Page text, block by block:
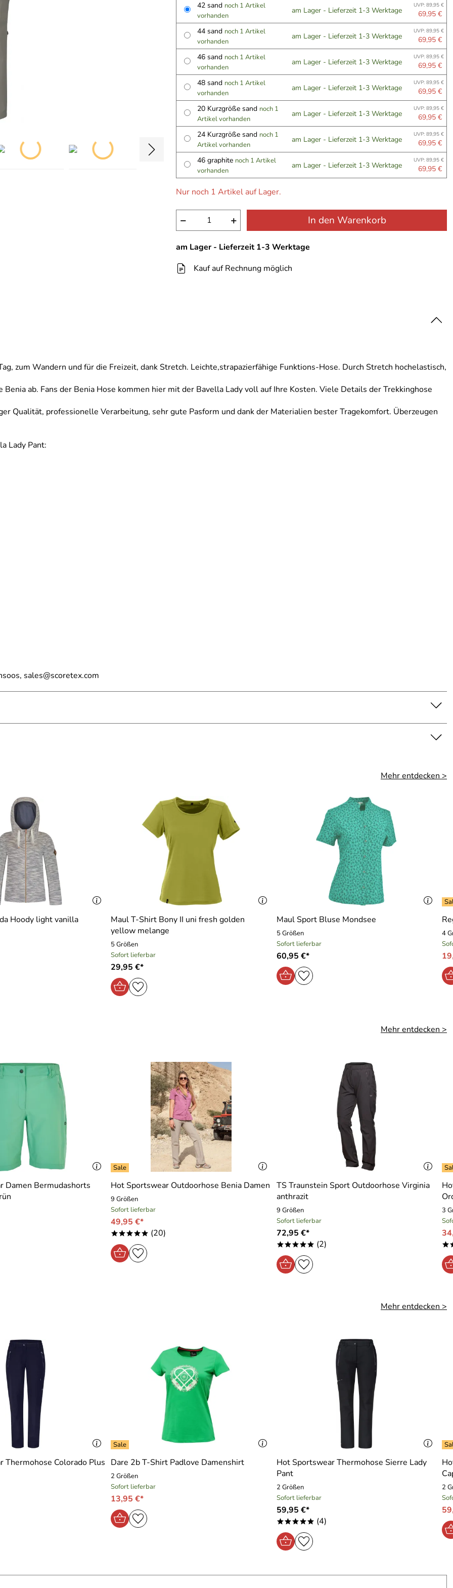
42 sand noch 1 Artikel
vorhanden
am Lager - Lieferzeit 1-3 Werktage UVP: 89,95 €
69,95 €
44 sand noch 1 Artikel
vorhanden
am Lager - Lieferzeit 1-3 Werktage UVP: 89,95 €
69,95 €
46 sand noch 1 Artikel
vorhanden
am Lager - Lieferzeit 1-3 Werktage UVP: 89,95 €
69,95 €
48 sand noch 1 Artikel
vorhanden
am Lager - Lieferzeit 1-3 Werktage UVP: 89,95 €
69,95 €
20 Kurzgröße sand noch 1
Artikel vorhanden
am Lager - Lieferzeit 1-3 Werktage UVP: 89,95 €
69,95 €
24 Kurzgröße sand noch 1
Artikel vorhanden
am Lager - Lieferzeit 1-3 Werktage UVP: 89,95 €
69,95 €
46 graphite noch 1 Artikel
vorhanden
am Lager - Lieferzeit 1-3 Werktage UVP: 89,95 €
69,95 €
Nur noch 1 Artikel auf Lager.
− + In den Warenkorb
am Lager - Lieferzeit 1-3 Werktage
Kauf auf Rechnung möglich
zum Wandern und für die Freizeit, dank Stretch. Leichte,strapazierfähige Funktions-Hose. Durch Stretch hochelastisch,
ab. Fans der Benia Hose kommen hier mit der Bavella Lady voll auf Ihre Kosten. Viele Details der Trekkinghose
Qualität, professionelle Verarbeitung, sehr gute Pasform und dank der Materialien bester Tragekomfort. Überzeugen
Lady Pant:
sales@scoretex.com
strapazierfähig
Lieferung war sehr schnell.
Mehr entdecken >
Hoody light vanilla
Maul T-Shirt Bony II uni fresh golden
yellow melange
5 Größen
Sofort lieferbar
29,95 €*
Maul Sport Bluse Mondsee
5 Größen
Sofort lieferbar
60,95 €*
4
Mehr entdecken >
Damen Bermudashorts
Hot Sportswear Outdoorhose Benia Damen
9 Größen
Sofort lieferbar
49,95 €*
***** (20)
TS Traunstein Sport Outdoorhose Virginia
anthrazit
9 Größen
Sofort lieferbar
72,95 €*
***** (2)
3
Mehr entdecken >
Thermohose Colorado Plus Dare 2b T-Shirt Padlove Damenshirt
2 Größen
Sofort lieferbar
13,95 €*
Hot Sportswear Thermohose Sierre Lady
Pant
2 Größen
Sofort lieferbar
59,95 €*
***** (4)
2